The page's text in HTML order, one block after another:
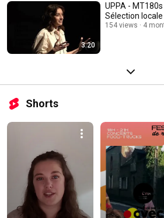
3:20
UPPA -
Sélection
154 views 4
Shorts